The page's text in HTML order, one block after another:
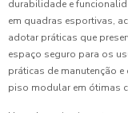
durabilidade e
em quadras esportivas,
adotar práticas que
espaço seguro para os
práticas de manutenção
piso modular em ótimas